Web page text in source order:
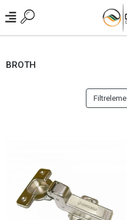
BROTH
Filtreleme